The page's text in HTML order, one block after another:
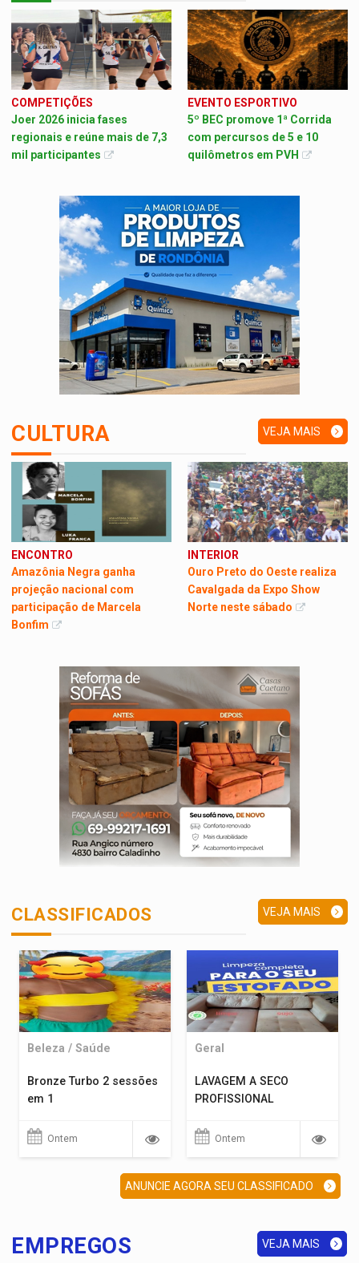
COMPETIÇÕES
Joer 2026 inicia fases
regionais e reúne mais de 7,3
mil participantes
EVENTO ESPORTIVO
5º BEC promove 1ª Corrida
com percursos de 5 e 10
quilômetros em PVH
CULTURA VEJA MAIS
ENCONTRO
Amazônia Negra ganha
projeção nacional com
participação de Marcela
Bonfim
>
INTERIOR
Ouro Preto do Oeste realiza
Cavalgada da Expo Show
Norte neste sábado
CLASSIFICADOS VEJA MAIS
Beleza / Saúde
Bronze Turbo 2 sessões
em 1
Ontem
Geral
LAVAGEM A SECO
PROFISSIONAL
Ontem
ANUNCIE AGORA SEU CLASSIFICADO
EMPREGOS VEJA MAIS